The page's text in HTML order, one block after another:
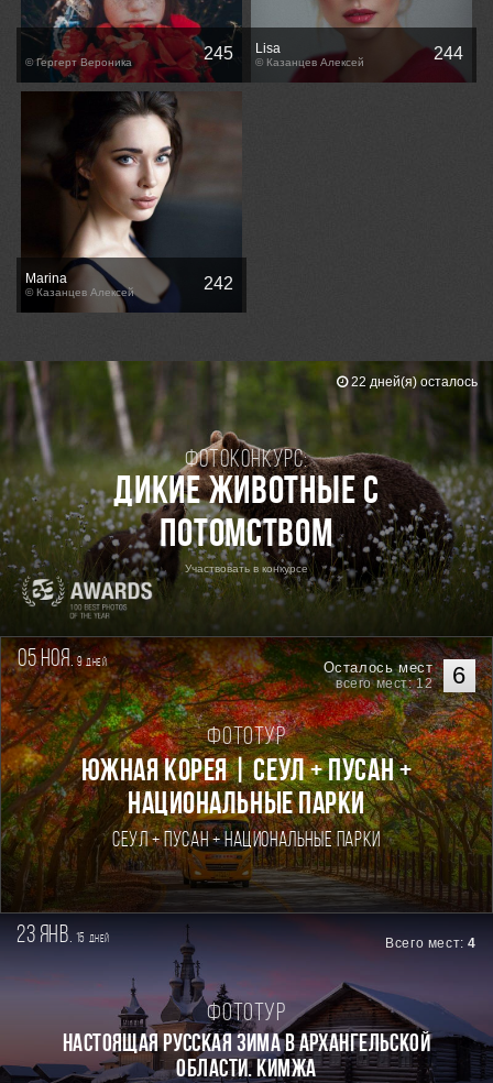
© Гергерт Вероника 245 Lisa
© Казанцев Алексей 244
Marina
© Казанцев Алексей 242
Фотоконкурс:
Дикие животные с
потомством
Участвовать в конкурсе
22 дней(я) осталось
05 ноя.9дней 6
Осталось мест
всего мест: 12
Фототур
Южная Корея | Сеул + Пусан +
национальные парки
Сеул + Пусан + национальные парки
23 янв. 15 дней Всего мест:4
Фототур
Настоящая Русская зима в Архангельской
области. Кимжа